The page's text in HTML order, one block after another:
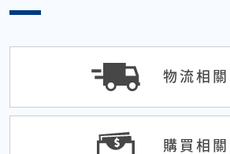
物流相
購買相